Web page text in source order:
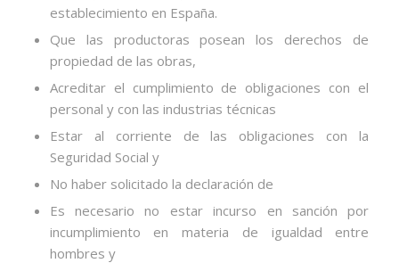
establecimiento en España.
Que las productoras posean los derechos de
propiedad de las obras,
Acreditar el cumplimiento de obligaciones con el
personal y con las industrias técnicas
Estar al corriente de las obligaciones con la
Seguridad Social y
No haber solicitado la declaración de
Es necesario no estar incurso en sanción por
incumplimiento en materia de igualdad entre
hombres y